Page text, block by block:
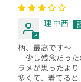
理 中西
柄、最高です〜
少し残念だった
ラメが思ったより
多くて、着てると